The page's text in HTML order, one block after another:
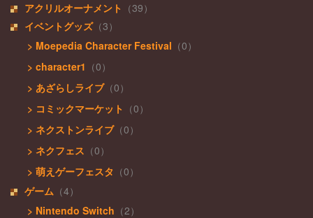
アクリルオーナメント （39）
イベントグッズ（3）
> Moepedia Character Festival （0）
> character1 （0）
> あざらしライブ（0）
> コミックマーケット （0）
> ネクストンライブ（0）
> ネクフェス （0）
> 萌えゲーフェスタ （0）
ゲーム （4）
> Nintendo Switch （2）